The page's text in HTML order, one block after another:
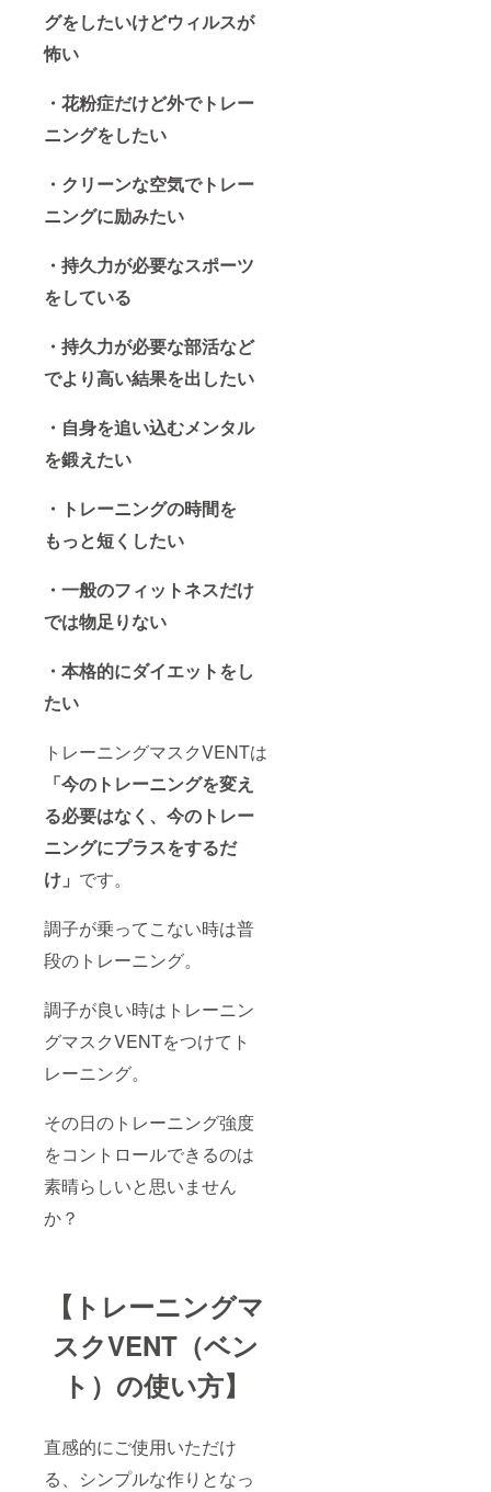
グをしたいけどウィルスが
怖い
・花粉症だけど外でトレー
ニングをしたい
・クリーンな空気でトレー
ニングに励みたい
・持久力が必要なスポーツ
をしている
・持久力が必要な部活など
でより高い結果を出したい
・自身を追い込むメンタル
を鍛えたい
・トレーニングの時間を
もっと短くしたい
・一般のフィットネスだけ
では物足りない
・本格的にダイエットをし
たい
トレーニングマスクVENTは
「今のトレーニングを変え
る必要はなく、今のトレー
ニングにプラスをするだ
け」 です。
調子が乗ってこない時は普
段のトレーニング。
調子が良い時はトレーニン
グマスクVENTをつけてト
レーニング。
その日のトレーニング強度
をコントロールできるのは
素晴らしいと思いません
か？
【トレーニングマ
スクVENT（ベン
ト）の使い方】
直感的にご使用いただけ
る、シンプルな作りとなっ